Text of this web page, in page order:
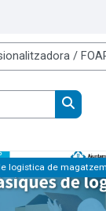
Cerca
Logística
logistica de magatzem